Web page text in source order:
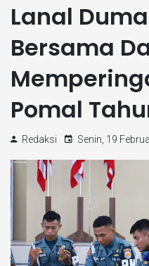
Lanal
Bersama
Pomal
Redaksi Senin, 19